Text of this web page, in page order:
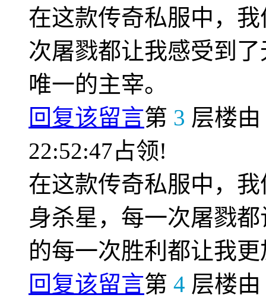
在这款传奇私服中，
次屠戮都让我感受到
唯一的主宰。
回复该留言第 3 层楼由
22:52:47占领!
在这款传奇私服中，
身杀星，每一次屠戮
的每一次胜利都让我
回复该留言第 4 层楼由